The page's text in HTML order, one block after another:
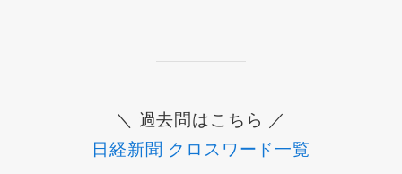
＼ 過去問はこちら ／
日経新聞 クロスワード一覧